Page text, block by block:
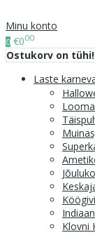
Minu konto
0 €000
Ostukorv on tühi!
Laste
Klovni